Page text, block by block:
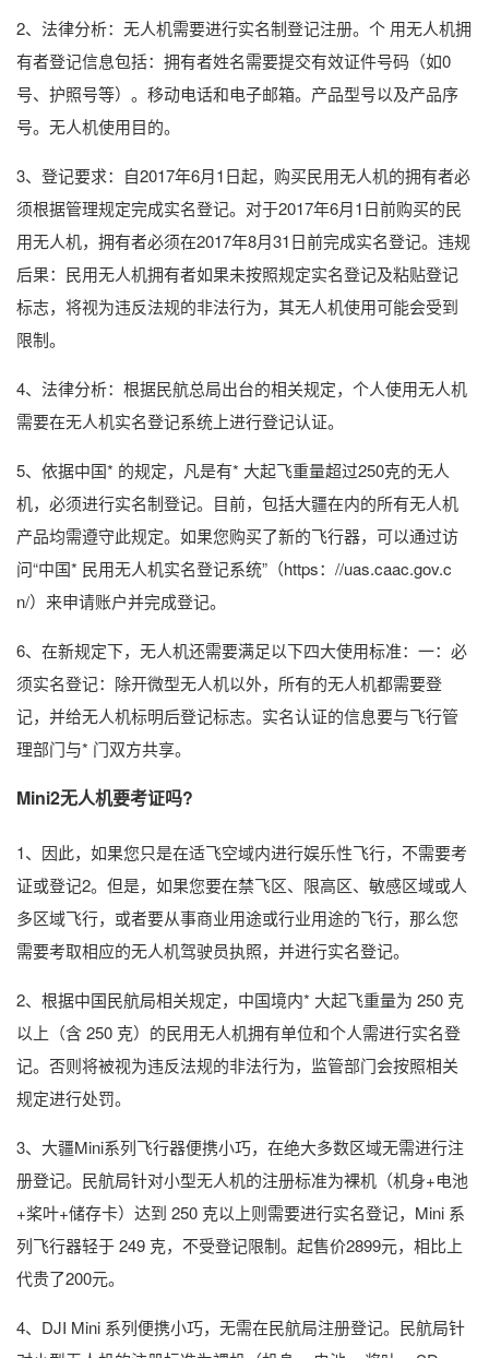
2、法律分析：无人机需要进行实名制登记注册。个 用无人机拥
有者登记信息包括：拥有者姓名需要提交有效证件号码（如0
号、护照号等）。移动电话和电子邮箱。产品型号以及产品序
号。无人机使用目的。
3、登记要求：自2017年6月1日起，购买民用无人机的拥有者必
须根据管理规定完成实名登记。对于2017年6月1日前购买的民
用无人机，拥有者必须在2017年8月31日前完成实名登记。违规
后果：民用无人机拥有者如果未按照规定实名登记及粘贴登记
标志，将视为违反法规的非法行为，其无人机使用可能会受到
限制。
4、法律分析：根据民航总局出台的相关规定，个人使用无人机
需要在无人机实名登记系统上进行登记认证。
5、依据中国* 的规定，凡是有* 大起飞重量超过250克的无人
机，必须进行实名制登记。目前，包括大疆在内的所有无人机
产品均需遵守此规定。如果您购买了新的飞行器，可以通过访
问“中国* 民用无人机实名登记系统”（https：//uas.caac.gov.c
n/）来申请账户并完成登记。
6、在新规定下，无人机还需要满足以下四大使用标准：一：必
须实名登记：除开微型无人机以外，所有的无人机都需要登
记，并给无人机标明后登记标志。实名认证的信息要与飞行管
理部门与* 门双方共享。
Mini2无人机要考证吗?
1、因此，如果您只是在适飞空域内进行娱乐性飞行，不需要考
证或登记2。但是，如果您要在禁飞区、限高区、敏感区域或人
多区域飞行，或者要从事商业用途或行业用途的飞行，那么您
需要考取相应的无人机驾驶员执照，并进行实名登记。
2、根据中国民航局相关规定，中国境内* 大起飞重量为 250 克
以上（含 250 克）的民用无人机拥有单位和个人需进行实名登
记。否则将被视为违反法规的非法行为，监管部门会按照相关
规定进行处罚。
3、大疆Mini系列飞行器便携小巧，在绝大多数区域无需进行注
册登记。民航局针对小型无人机的注册标准为裸机（机身+电池
+桨叶+储存卡）达到 250 克以上则需要进行实名登记，Mini 系
列飞行器轻于 249 克，不受登记限制。起售价2899元，相比上
代贵了200元。
4、DJI Mini 系列便携小巧，无需在民航局注册登记。民航局针